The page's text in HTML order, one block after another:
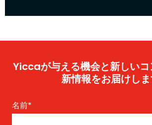
Yiccaが与える機会と新しい
新情報をお届けし
名前*